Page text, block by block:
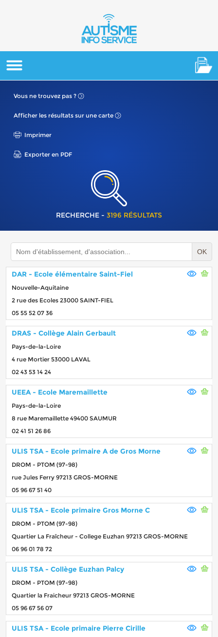
Vous ne trouvez pas ?
Afficher les résultats sur une carte
Imprimer
Exporter en PDF
RECHERCHE - 3196 RÉSULTATS
OK
DAR - Ecole élémentaire Saint-Fiel
Nouvelle-Aquitaine
2 rue des Ecoles 23000 SAINT-FIEL
05 55 52 07 36
DRAS - Collège Alain Gerbault
Pays-de-la-Loire
4 rue Mortier 53000 LAVAL
02 43 53 14 24
UEEA - Ecole Maremaillette
Pays-de-la-Loire
8 rue Maremaillette 49400 SAUMUR
02 41 51 26 86
ULIS TSA - Ecole primaire A de Gros Morne
DROM - PTOM (97-98)
rue Jules Ferry 97213 GROS-MORNE
05 96 67 51 40
ULIS TSA - Ecole primaire Gros Morne C
DROM - PTOM (97-98)
Quartier La Fraîcheur - College Euzhan 97213 GROS-MORNE
06 96 01 78 72
ULIS TSA - Collège Euzhan Palcy
DROM - PTOM (97-98)
Quartier la Fraicheur 97213 GROS-MORNE
05 96 67 56 07
ULIS TSA - Ecole primaire Pierre Cirille